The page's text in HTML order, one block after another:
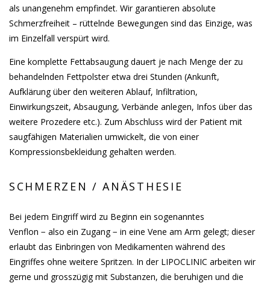
als unangenehm empfindet. Wir garantieren absolute
Schmerzfreiheit – rüttelnde Bewegungen sind das Einzige, was
im Einzelfall verspürt wird.
Eine komplette Fettabsaugung dauert je nach Menge der zu
behandelnden Fettpolster etwa drei Stunden (Ankunft,
Aufklärung über den weiteren Ablauf, Infiltration,
Einwirkungszeit, Absaugung, Verbände anlegen, Infos über das
weitere Prozedere etc.). Zum Abschluss wird der Patient mit
saugfähigen Materialien umwickelt, die von einer
Kompressionsbekleidung gehalten werden.
SCHMERZEN / ANÄSTHESIE
Bei jedem Eingriff wird zu Beginn ein sogenanntes
Venflon − also ein Zugang − in eine Vene am Arm gelegt; dieser
erlaubt das Einbringen von Medikamenten während des
Eingriffes ohne weitere Spritzen. In der LIPOCLINIC arbeiten wir
gerne und grosszügig mit Substanzen, die beruhigen und die